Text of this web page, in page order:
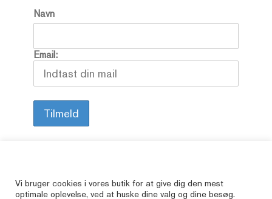
Alle vore varer er brugte, så her kan du finde
Navn
Email:
Vi bruger cookies i vores butik for at give dig den mest
optimale oplevelse, ved at huske dine valg og dine besøg.